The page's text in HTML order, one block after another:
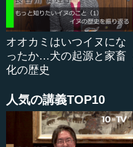
オオカミはいつイヌにな
ったか…犬の起源と家畜
化の歴史
人気の講義TOP10